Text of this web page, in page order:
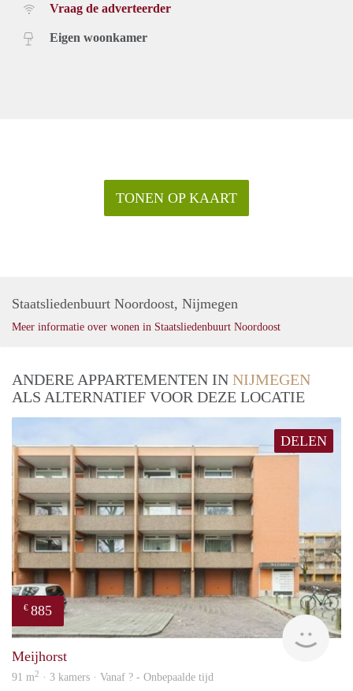
Vraag de adverteerder
Eigen woonkamer
TONEN OP KAART
Staatsliedenbuurt Noordoost, Nijmegen
Meer informatie over wonen in Staatsliedenbuurt Noordoost
ANDERE APPARTEMENTEN IN NIJMEGEN
ALS ALTERNATIEF VOOR DEZE LOCATIE
DELEN
€ 885
Meijhorst
91 m2 · 3 kamers · Vanaf ? - Onbepaalde tijd